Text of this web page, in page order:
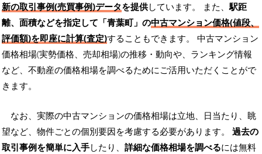
新の取引事例(売買事例)データを提供しています。 また、駅距
離、面積などを指定して「青葉町」の中古マンション価格(値段、
評価額)を即座に計算(査定)することもできます。 中古マンション
価格相場(実勢価格、売却相場)の推移・動向や、ランキング情報
など、不動産の価格相場を調べるためにご活用いただくことがで
きます。
なお、実際の中古マンションの価格相場は立地、日当たり、眺
望など、物件ごとの個別要因を考慮する必要があります。 過去の
取引事例を簡単に入手したり、 詳細な価格相場を調べるには無料